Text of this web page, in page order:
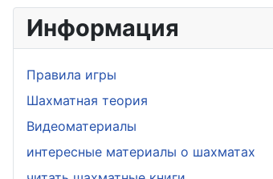
Информация
Правила игры
Шахматная теория
Видеоматериалы
интересные материалы о шахматах